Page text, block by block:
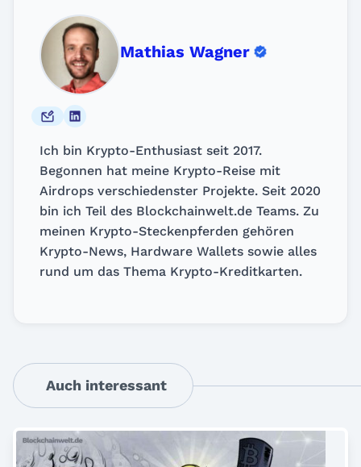
Mathias Wagner
Ich bin Krypto-Enthusiast seit 2017.
Begonnen hat meine Krypto-Reise mit
Airdrops verschiedenster Projekte. Seit 2020
bin ich Teil des Blockchainwelt.de Teams. Zu
meinen Krypto-Steckenpferden gehören
Krypto-News, Hardware Wallets sowie alles
rund um das Thema Krypto-Kreditkarten.
Auch interessant